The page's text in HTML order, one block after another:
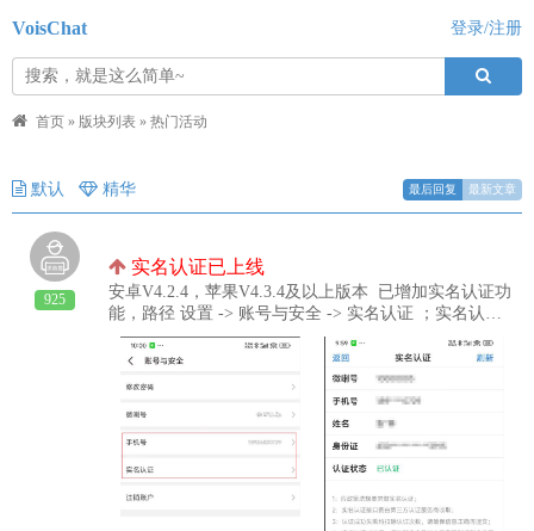
VoisChat 登录/注册
首页 » 版块列表 » 热门活动
默认 精华 最后回复 最新文章
925
实名认证已上线
安卓V4.2.4，苹果V4.3.4及以上版本 已增加实名认证功
能，路径 设置 -> 账号与安全 -> 实名认证 ；实名认证
成功后，反诈安全机制中消息限制规则会放宽；注意：
实名认证时确保身份信息与运营商办卡时一致；